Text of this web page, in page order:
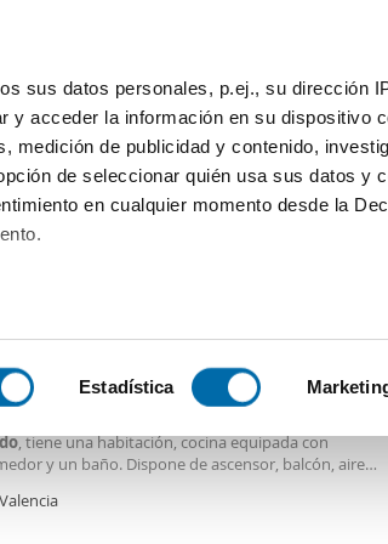
sus datos personales, p.ej., su dirección
y acceder la información en su dispositivo
medición de publicidad y contenido,
de seleccionar quién usa sus datos y
en cualquier momento desde la
para buscar características
sus datos personales y establezca sus
o retirar su consentimiento en
Estadística
Habitaciones Más filtros - 3
La Torre Valencia
Pobles del sud
, tiene una habitación, cocina equipada con
y un baño. Dispone de ascensor, balcón, aire